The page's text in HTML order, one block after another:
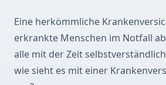
Eine herkömmliche
erkrankte Menschen im Notfall
alle mit der Zeit
wie sieht es mit einer